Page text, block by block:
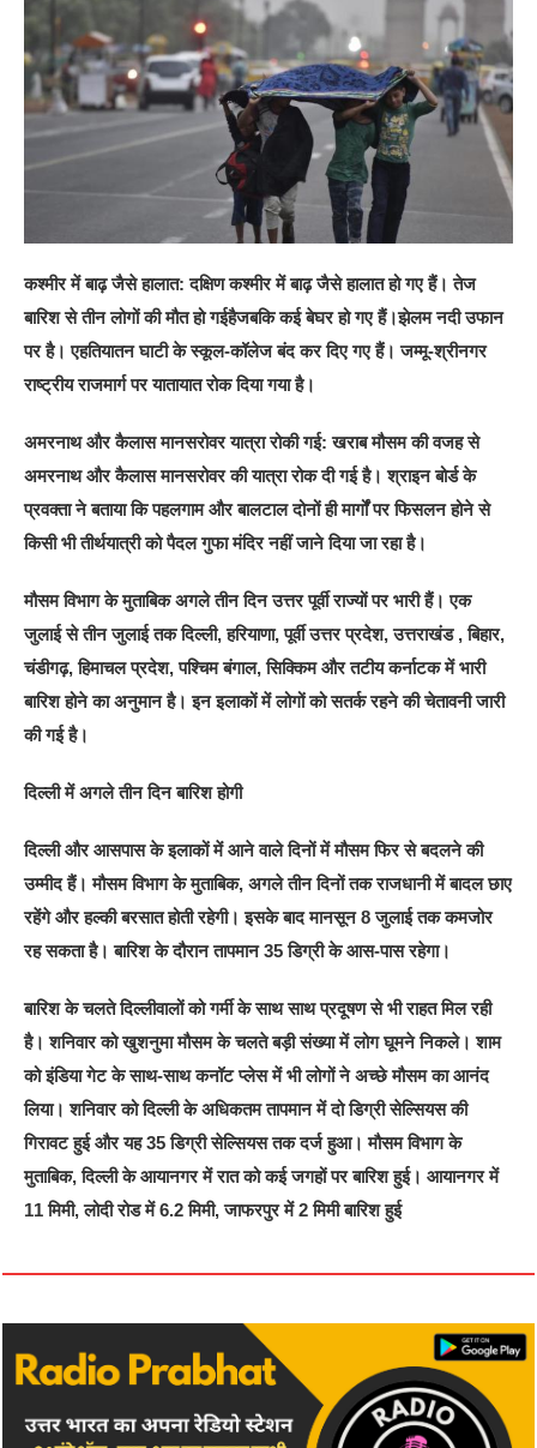
कश्मीर में बाढ़ जैसे हालात: दक्षिण कश्मीर में बाढ़ जैसे हालात हो गए हैं। तेज
बारिश से तीन लोगों की मौत हो गईहैजबकि कई बेघर हो गए हैं।झेलम नदी उफान
पर है। एहतियातन घाटी के स्कूल-कॉलेज बंद कर दिए गए हैं। जम्मू-श्रीनगर
राष्ट्रीय राजमार्ग पर यातायात रोक दिया गया है।
अमरनाथ और कैलास मानसरोवर यात्रा रोकी गई: खराब मौसम की वजह से
अमरनाथ और कैलास मानसरोवर की यात्रा रोक दी गई है। श्राइन बोर्ड के
प्रवक्ता ने बताया कि पहलगाम और बालटाल दोनों ही मार्गों पर फिसलन होने से
किसी भी तीर्थयात्री को पैदल गुफा मंदिर नहीं जाने दिया जा रहा है।
मौसम विभाग के मुताबिक अगले तीन दिन उत्तर पूर्वी राज्यों पर भारी हैं। एक
जुलाई से तीन जुलाई तक दिल्ली, हरियाणा, पूर्वी उत्तर प्रदेश, उत्तराखंड , बिहार,
चंडीगढ़, हिमाचल प्रदेश, पश्चिम बंगाल, सिक्किम और तटीय कर्नाटक में भारी
बारिश होने का अनुमान है। इन इलाकों में लोगों को सतर्क रहने की चेतावनी जारी
की गई है।
दिल्ली में अगले तीन दिन बारिश होगी
दिल्ली और आसपास के इलाकों में आने वाले दिनों में मौसम फिर से बदलने की
उम्मीद हैं। मौसम विभाग के मुताबिक, अगले तीन दिनों तक राजधानी में बादल छाए
रहेंगे और हल्की बरसात होती रहेगी। इसके बाद मानसून 8 जुलाई तक कमजोर
रह सकता है। बारिश के दौरान तापमान 35 डिग्री के आस-पास रहेगा।
बारिश के चलते दिल्लीवालों को गर्मी के साथ साथ प्रदूषण से भी राहत मिल रही
है। शनिवार को खुशनुमा मौसम के चलते बड़ी संख्या में लोग घूमने निकले। शाम
को इंडिया गेट के साथ-साथ कनॉट प्लेस में भी लोगों ने अच्छे मौसम का आनंद
लिया। शनिवार को दिल्ली के अधिकतम तापमान में दो डिग्री सेल्सियस की
गिरावट हुई और यह 35 डिग्री सेल्सियस तक दर्ज हुआ। मौसम विभाग के
मुताबिक, दिल्ली के आयानगर में रात को कई जगहों पर बारिश हुई। आयानगर में
11 मिमी, लोदी रोड में 6.2 मिमी, जाफरपुर में 2 मिमी बारिश हुई